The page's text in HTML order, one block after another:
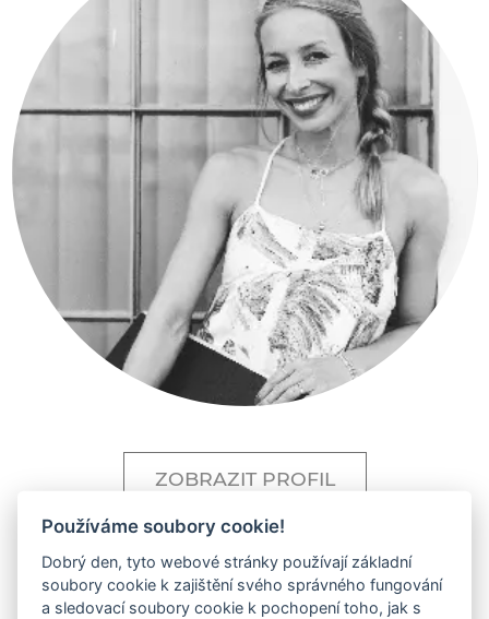
ZOBRAZIT PROFIL
Používáme soubory cookie!
Dobrý den, tyto webové stránky používají základní
soubory cookie k zajištění svého správného fungování
a sledovací soubory cookie k pochopení toho, jak s